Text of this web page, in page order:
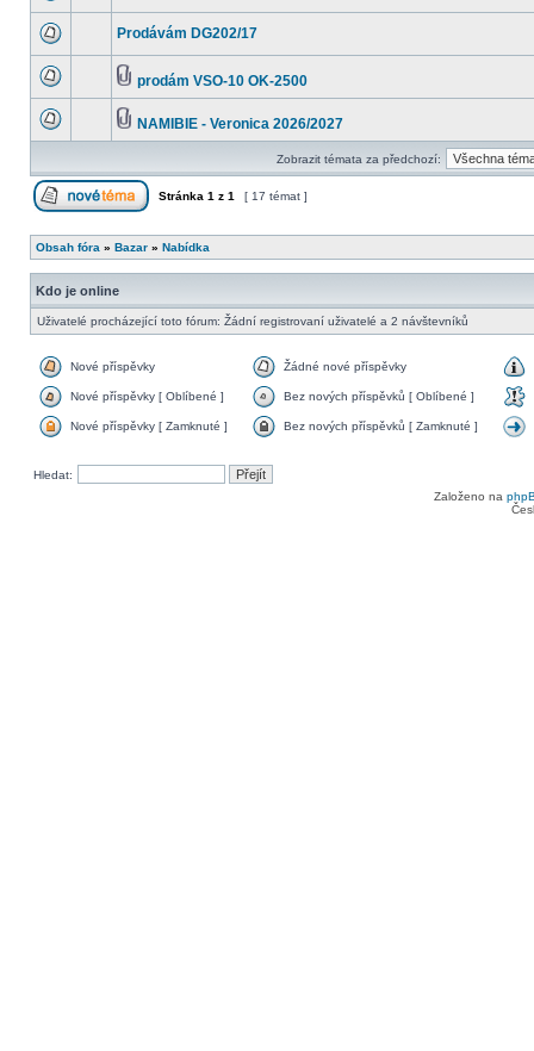
Prodávám DG202/17
prodám VSO-10 OK-2500
NAMIBIE - Veronica 2026/2027
Zobrazit témata za předchozí:
Stránka 1 z 1 [ 17 témat ]
Obsah fóra » Bazar » Nabídka
Kdo je online
Uživatelé procházející toto fórum: Žádní registrovaní uživatelé a 2 návštevníků
Nové příspěvky Žádné nové příspěvky
Nové příspěvky [ Oblíbené ] Bez nových příspěvků [ Oblíbené ]
Nové příspěvky [ Zamknuté ] Bez nových příspěvků [ Zamknuté ]
Hledat:
Založeno na